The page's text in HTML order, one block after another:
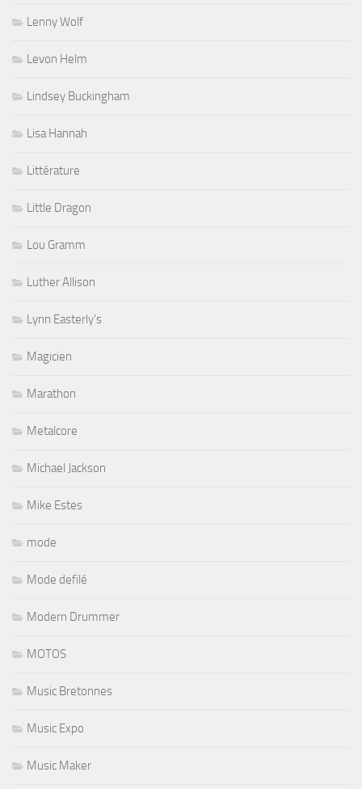
Lenny Wolf
Levon Helm
Lindsey Buckingham
Lisa Hannah
Littérature
Little Dragon
Lou Gramm
Luther Allison
Lynn Easterly's
Magicien
Marathon
Metalcore
Michael Jackson
Mike Estes
mode
Mode defilé
Modern Drummer
MOTOS
Music Bretonnes
Music Expo
Music Maker